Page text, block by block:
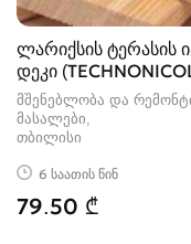
ლარიქსის ტერასის
დეკი
27X142
მშენებლობა და
მასალები
თბილისი
6 საათის წინ
79.50 ₾